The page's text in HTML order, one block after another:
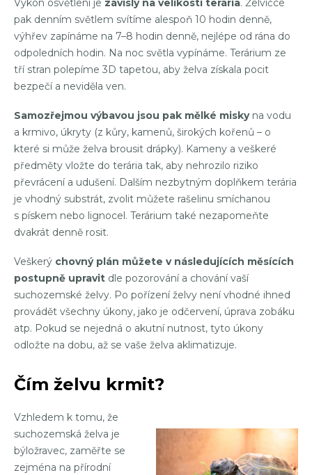
Výkon osvětlení je závislý na velikosti terária. Želvičce
pak denním světlem svítíme alespoň 10 hodin denně,
výhřev zapínáme na 7–8 hodin denně, nejlépe od rána do
odpoledních hodin. Na noc světla vypínáme. Terárium ze
tří stran polepíme 3D tapetou, aby želva získala pocit
bezpečí a neviděla ven.
Samozřejmou výbavou jsou pak mělké miskyna vodu
a krmivo, úkryty (z kůry, kamenů, širokých kořenů – o
které si může želva brousit drápky). Kameny a veškeré
předměty vložte do terária tak, aby nehrozilo riziko
převrácení a udušení. Dalším nezbytným doplňkem terária
je vhodný substrát, zvolit můžete rašelinu smíchanou
s pískem nebo lignocel. Terárium také nezapomeňte
dvakrát denně rosit.
Veškerý chovný plán můžete v následujících měsících
postupně upravit dle pozorování a chování vaší
suchozemské želvy. Po pořízení želvy není vhodné ihned
provádět všechny úkony, jako je odčervení, úprava zobáku
atp. Pokud se nejedná o akutní nutnost, tyto úkony
odložte na dobu, až se vaše želva aklimatizuje.
Čím želvu krmit?
Vzhledem k tomu, že
suchozemská želva je
býložravec, zaměřte se
zejména na přírodní